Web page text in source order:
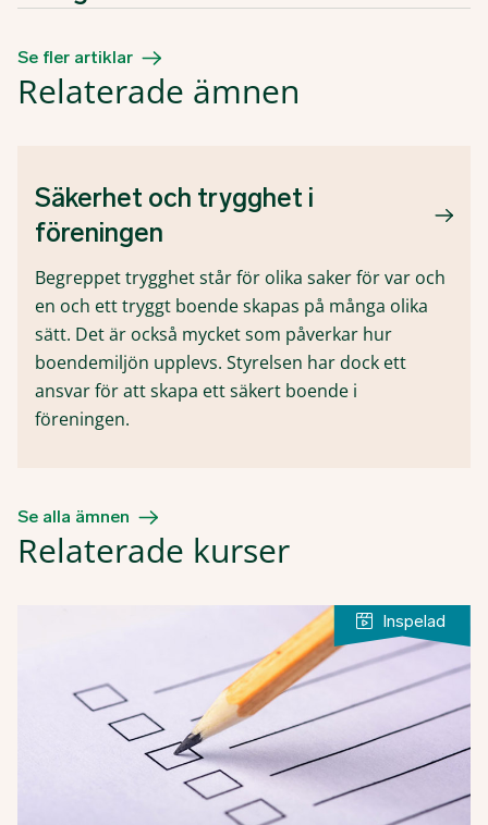
Se fler artiklar
Relaterade ämnen
Säkerhet och trygghet i
föreningen
Begreppet trygghet står för olika saker för var och
en och ett tryggt boende skapas på många olika
sätt. Det är också mycket som påverkar hur
boendemiljön upplevs. Styrelsen har dock ett
ansvar för att skapa ett säkert boende i
föreningen.
Se alla ämnen
Relaterade kurser